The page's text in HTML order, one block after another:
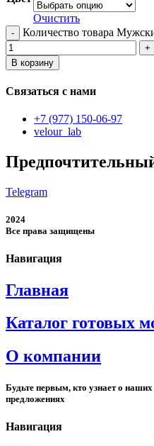
Очистить
Количество товара
В корзину
Связаться с нами
+7 (977) 150-06-97
velour_lab
Telegram
2024
Все права защищены
Навигация
Главная
Каталог готовых
О компании
Будьте первым, кто узнает о
предложениях
Навигация